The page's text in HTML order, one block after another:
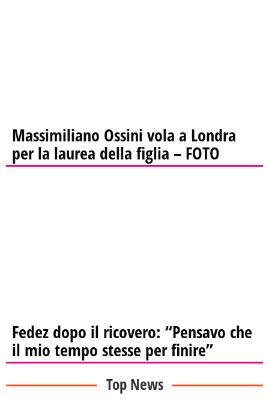
Massimiliano Ossini vola a Londra
per la laurea della figlia – FOTO
Fedez dopo il ricovero: “Pensavo che
il mio tempo stesse per finire”
Top News